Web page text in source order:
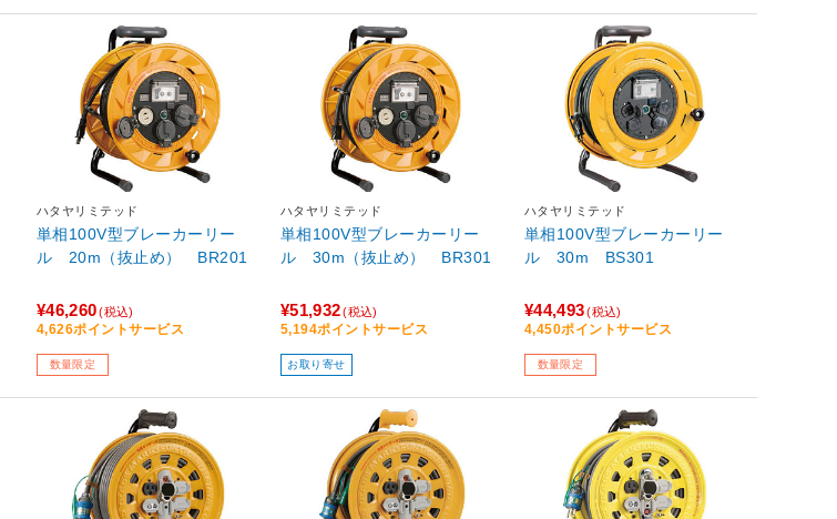
ハタヤリミテッド
単相100V型ブレーカーリー
ル 20m（抜止め） BR201
¥46,260(税込)
4,626ポイントサービス
数量限定
ハタヤリミテッド
単相100V型ブレーカーリー
ル 30m（抜止め） BR301
¥51,932(税込)
5,194ポイントサービス
お取り寄せ
ハタヤリミテッド
単相100V型ブレーカーリー
ル 30m BS301
¥44,493(税込)
4,450ポイントサービス
数量限定